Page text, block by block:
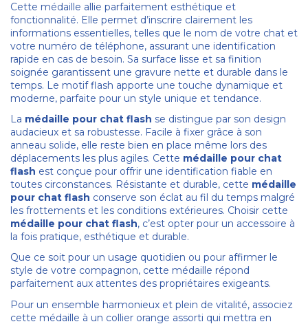
Cette médaille allie parfaitement esthétique et
fonctionnalité. Elle permet d’inscrire clairement les
informations essentielles, telles que le nom de votre chat et
votre numéro de téléphone, assurant une identification
rapide en cas de besoin. Sa surface lisse et sa finition
soignée garantissent une gravure nette et durable dans le
temps. Le motif flash apporte une touche dynamique et
moderne, parfaite pour un style unique et tendance.
La médaille pour chat flash se distingue par son design
audacieux et sa robustesse. Facile à fixer grâce à son
anneau solide, elle reste bien en place même lors des
déplacements les plus agiles. Cette médaille pour chat
flash est conçue pour offrir une identification fiable en
toutes circonstances. Résistante et durable, cette médaille
pour chat flash conserve son éclat au fil du temps malgré
les frottements et les conditions extérieures. Choisir cette
médaille pour chat flash, c’est opter pour un accessoire à
la fois pratique, esthétique et durable.
Que ce soit pour un usage quotidien ou pour affirmer le
style de votre compagnon, cette médaille répond
parfaitement aux attentes des propriétaires exigeants.
Pour un ensemble harmonieux et plein de vitalité, associez
cette médaille à un collier orange assorti qui mettra en